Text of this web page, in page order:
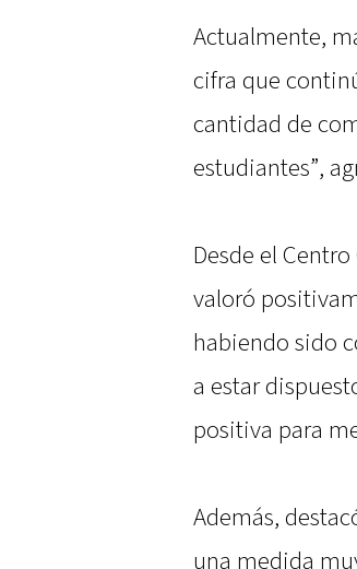
Actualmente,
cifra que
cantidad de
estudiantes”,
Desde el
valoró
habiendo sido
a estar
positiva para
Además,
una medida